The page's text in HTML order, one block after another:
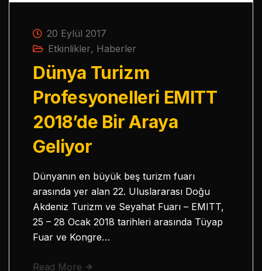
20 Eylül 2017
Etkinlikler, Haberler
Dünya Turizm
Profesyonelleri EMITT
2018’de Bir Araya
Geliyor
Dünyanın en büyük beş turizm fuarı
arasında yer alan 22. Uluslararası Doğu
Akdeniz Turizm ve Seyahat Fuarı – EMITT,
25 – 28 Ocak 2018 tarihleri arasında Tüyap
Fuar ve Kongre…
Read More